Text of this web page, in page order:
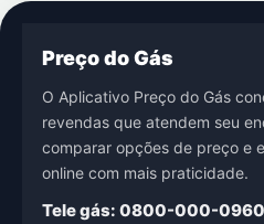
Preço do Gás
O Aplicativo Preço do Gás
revendas que atendem seu
comparar opções de preço e
online com mais praticidade.
Tele gás: 0800-000-0960